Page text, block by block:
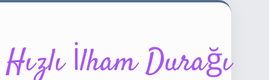
Hızlı İlham Durağı